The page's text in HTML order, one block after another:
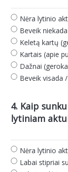
Nėra lytinio
Beveik
Keletą kartų
Kartais (apie
Dažnai
Beveik visada
4. Kaip
lytiniam
Nėra lytinio
Labai stipriai